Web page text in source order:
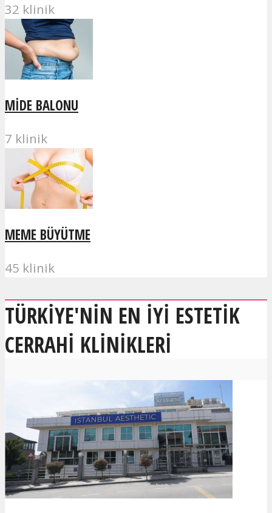
32 klinik
MIDE BALONU
7 klinik
MEME BÜYÜTME
45 klinik
TÜRKIYE'NIN EN IYI ESTETIK
CERRAHI KLINIKLERI